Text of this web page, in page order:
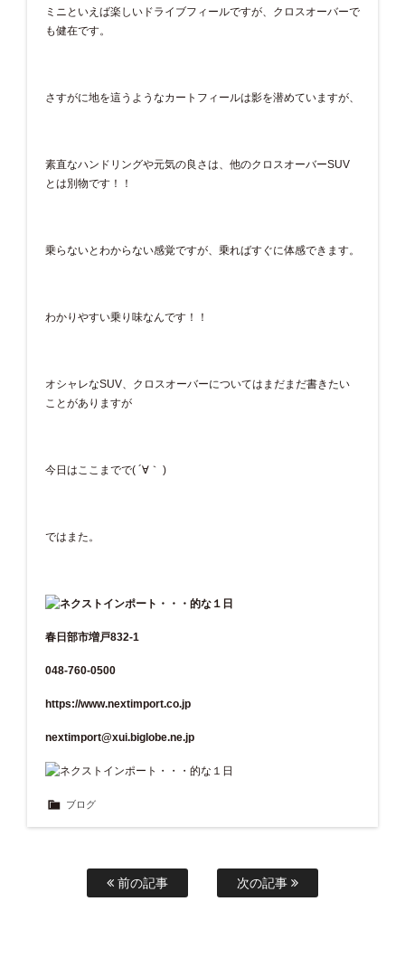
ミニといえば楽しいドライブフィールですが、クロスオーバーで
も健在です。
さすがに地を這うようなカートフィールは影を潜めていますが、
素直なハンドリングや元気の良さは、他のクロスオーバーSUV
とは別物です！！
乗らないとわからない感覚ですが、乗ればすぐに体感できます。
わかりやすい乗り味なんです！！
オシャレなSUV、クロスオーバーについてはまだまだ書きたい
ことがありますが
今日はここまでで( ´∀｀ )
ではまた。
春日部市増戸832-1
048-760-0500
https://www.nextimport.co.jp
nextimport@xui.biglobe.ne.jp
ブログ
前の記事 次の記事